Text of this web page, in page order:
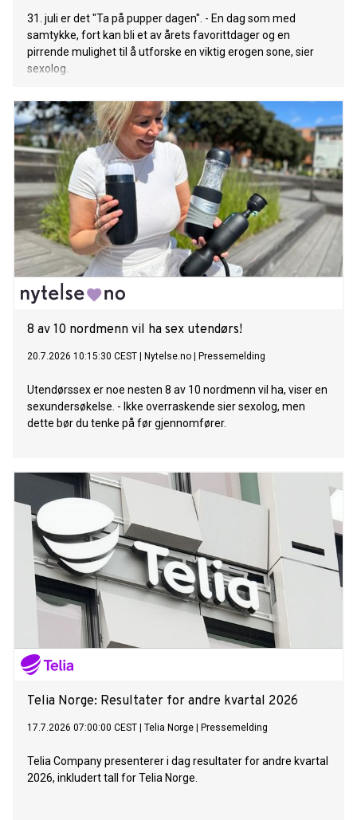
31. juli er det "Ta på pupper dagen". - En dag som med
samtykke, fort kan bli et av årets favorittdager og en
pirrende mulighet til å utforske en viktig erogen sone, sier
sexolog.
8 av 10 nordmenn vil ha sex utendørs!
20.7.2026 10:15:30 CEST Nytelse.no Pressemelding
Utendørssex er noe nesten 8 av 10 nordmenn vil ha, viser en
sexundersøkelse. - Ikke overraskende sier sexolog, men
dette bør du tenke på før gjennomfører.
Telia Norge: Resultater for andre kvartal 2026
17.7.2026 07:00:00 CEST Telia Norge Pressemelding
Telia Company presenterer i dag resultater for andre kvartal
2026, inkludert tall for Telia Norge.